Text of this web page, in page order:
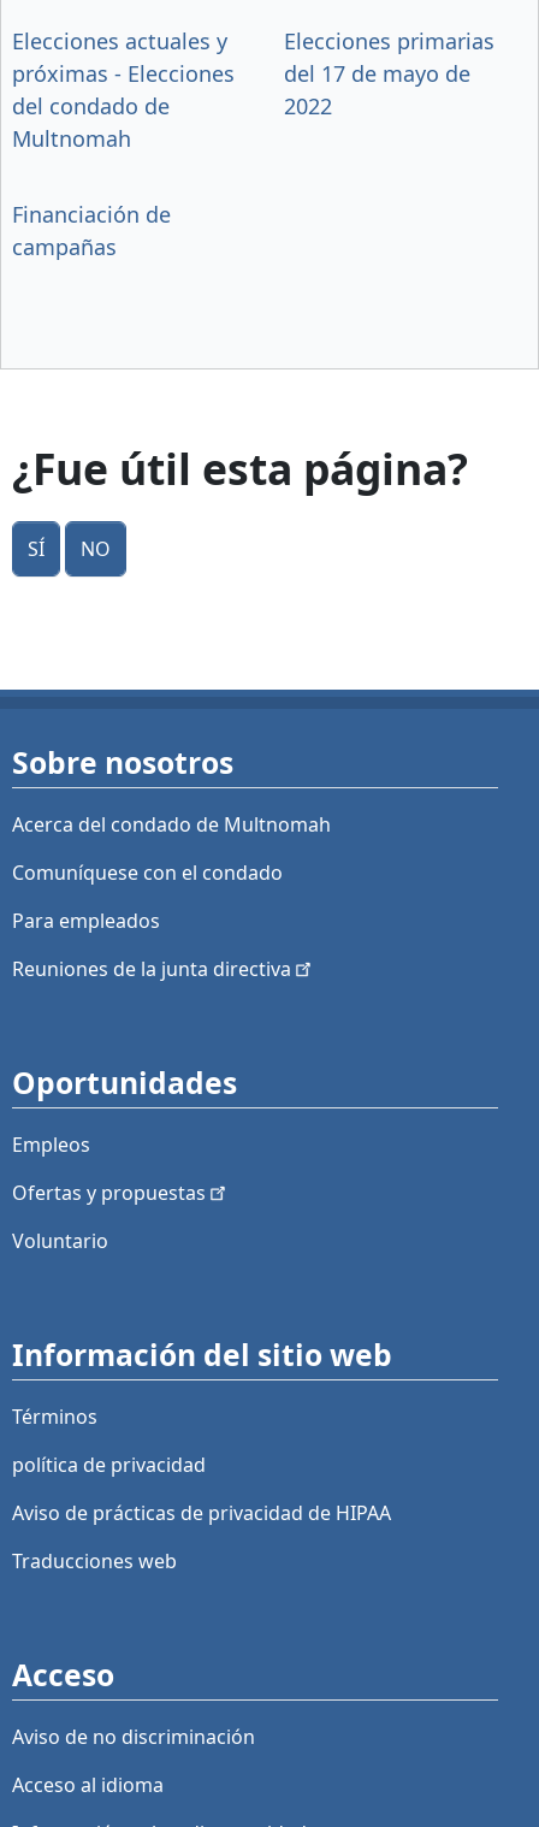
Elecciones actuales y
próximas - Elecciones
del condado de
Multnomah
Elecciones primarias
del 17 de mayo de
2022
Financiación de
campañas
¿Fue útil esta página?
Sí No
Sobre nosotros
Acerca del condado de Multnomah
Comuníquese con el condado
Para empleados
Reuniones de la junta directiva
Oportunidades
Empleos
Ofertas y propuestas
Voluntario
Información del sitio web
Términos
política de privacidad
Aviso de prácticas de privacidad de HIPAA
Traducciones web
Acceso
Aviso de no discriminación
Acceso al idioma